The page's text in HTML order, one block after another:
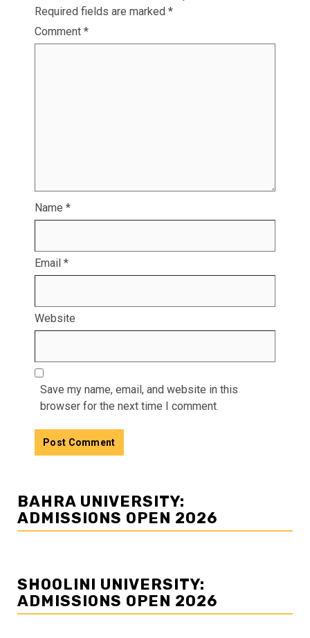
Required fields are marked *
Comment *
Name *
Email *
Website
Save my name, email, and website in this
browser for the next time I comment.
BAHRA UNIVERSITY:
ADMISSIONS OPEN 2026
SHOOLINI UNIVERSITY:
ADMISSIONS OPEN 2026